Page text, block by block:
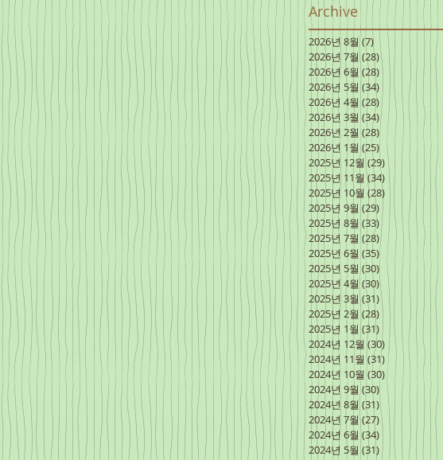
Archive
2026년 8월 (7) 게시물 7개
2026년 7월 (28)게시물 28개
2026년 6월 (28)게시물 28개
2026년 5월 (34) 게시물 34개
2026년 4월 (28) 게시물 28개
2026년 3월 (34)게시물 34개
2026년 2월 (28)게시물 28개
2026년 1월 (25) 게시물 25개
2025년 12월 (29) 게시물 29개
2025년 11월 (34) 게시물 34개
2025년 10월 (28) 게시물 28개
2025년 9월 (29) 게시물 29개
2025년 8월 (33) 게시물 33개
2025년 7월 (28)게시물 28개
2025년 6월 (35) 게시물 35개
2025년 5월 (30) 게시물 30개
2025년 4월 (30)게시물 30개
2025년 3월 (31)게시물 31개
2025년 2월 (28) 게시물 28개
2025년 1월 (31) 게시물 31개
2024년 12월 (30) 게시물 30개
2024년 11월 (31) 게시물 31개
2024년 10월 (30)게시물 30개
2024년 9월 (30) 게시물 30개
2024년 8월 (31)게시물 31개
2024년 7월 (27)게시물 27개
2024년 6월 (34)
2024년 5월 (31) 게시물 31개